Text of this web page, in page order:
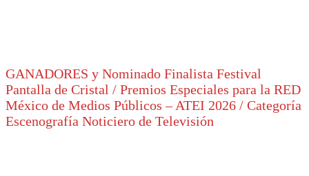
GANADORES y Nominado Finalista Festival
Pantalla de Cristal / Premios Especiales para la RED
México de Medios Públicos – ATEI 2026 / Categoría
Escenografía Noticiero de Televisión